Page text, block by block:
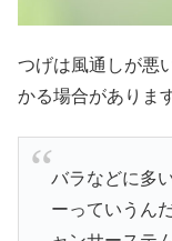
つげは風通しが悪
かる場合がありま
バラなどに多
ーっていうん